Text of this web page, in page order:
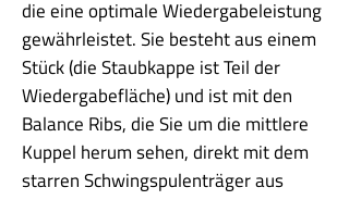
die eine optimale Wiedergabeleistung
gewährleistet. Sie besteht aus einem
Stück (die Staubkappe ist Teil der
Wiedergabefläche) und ist mit den
Balance Ribs, die Sie um die mittlere
Kuppel herum sehen, direkt mit dem
starren Schwingspulenträger aus